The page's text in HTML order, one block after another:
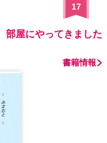
17
部屋にやってきました
書籍情報